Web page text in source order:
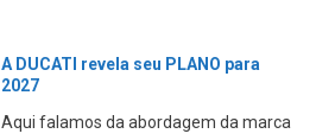
A DUCATI revela seu PLANO para
2027
Aqui falamos da abordagem da marca